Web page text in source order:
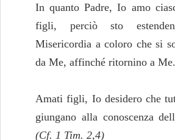
In quanto Padre, Io amo
figli, perciò sto
Misericordia a coloro che si
da Me, affinché ritornino a Me.
Amati figli, Io desidero che
giungano alla conoscenza
(Cf. 1 Tim. 2,4)